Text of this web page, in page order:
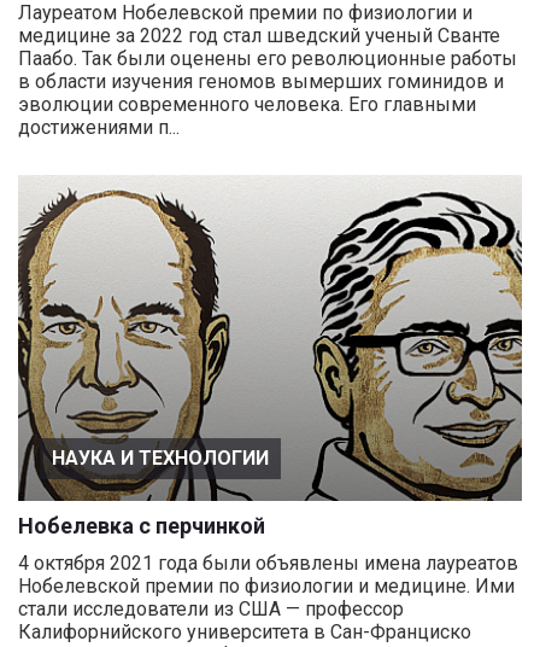
Лауреатом Нобелевской премии по физиологии и
медицине за 2022 год стал шведский ученый Сванте
Паабо. Так были оценены его революционные работы
в области изучения геномов вымерших гоминидов и
эволюции современного человека. Его главными
достижениями п...
НАУКА И ТЕХНОЛОГИИ
Нобелевка с перчинкой
4 октября 2021 года были объявлены имена лауреатов
Нобелевской премии по физиологии и медицине. Ими
стали исследователи из США — профессор
Калифорнийского университета в Сан-Франциско